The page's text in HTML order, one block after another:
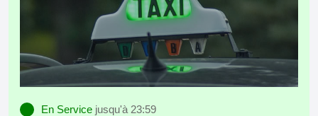
En Service jusqu'à 23:59